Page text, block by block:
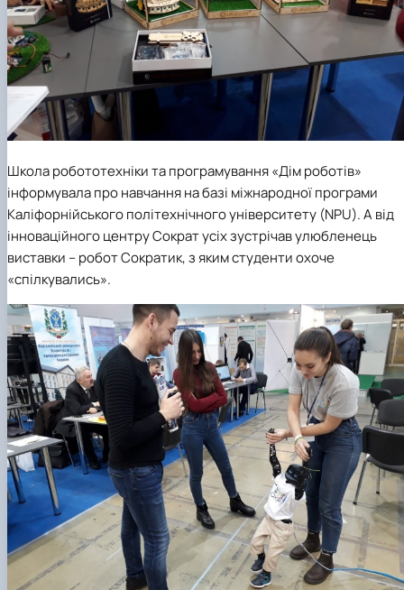
Школа робототехніки та програмування «Дім роботів»
інформувала про навчання на базі міжнародної програми
Каліфорнійського політехнічного університету (NPU). А від
інноваційного центру Сократ усіх зустрічав улюбленець
виставки – робот Сократик, з яким студенти охоче
«спілкувались».